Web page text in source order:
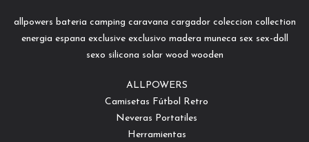
allpowers bateria camping caravana cargador coleccion collection
energia espana exclusive exclusivo madera muneca sex sex-doll
sexo silicona solar wood wooden
ALLPOWERS
Camisetas Fútbol Retro
Neveras Portatiles
Herramientas